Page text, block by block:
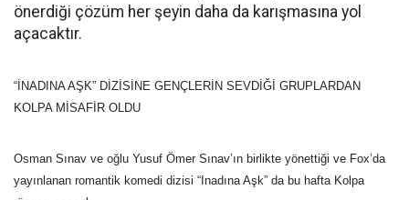
önerdiği çözüm her şeyin daha da karışmasına yol
açacaktır.
“İNADINA AŞK” DİZİSİNE GENÇLERİN SEVDİĞİ GRUPLARDAN
KOLPA MİSAFİR OLDU
Osman Sınav ve oğlu Yusuf Ömer Sınav’ın birlikte yönettiği ve Fox’da
yayınlanan romantik komedi dizisi “Inadına Aşk” da bu hafta Kolpa